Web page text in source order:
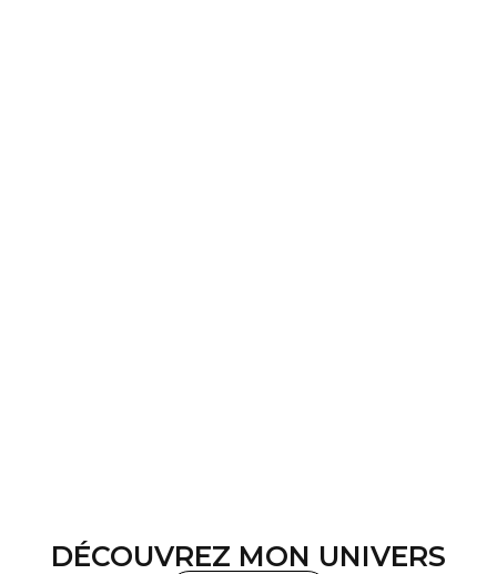
DÉCOUVREZ MON UNIVERS